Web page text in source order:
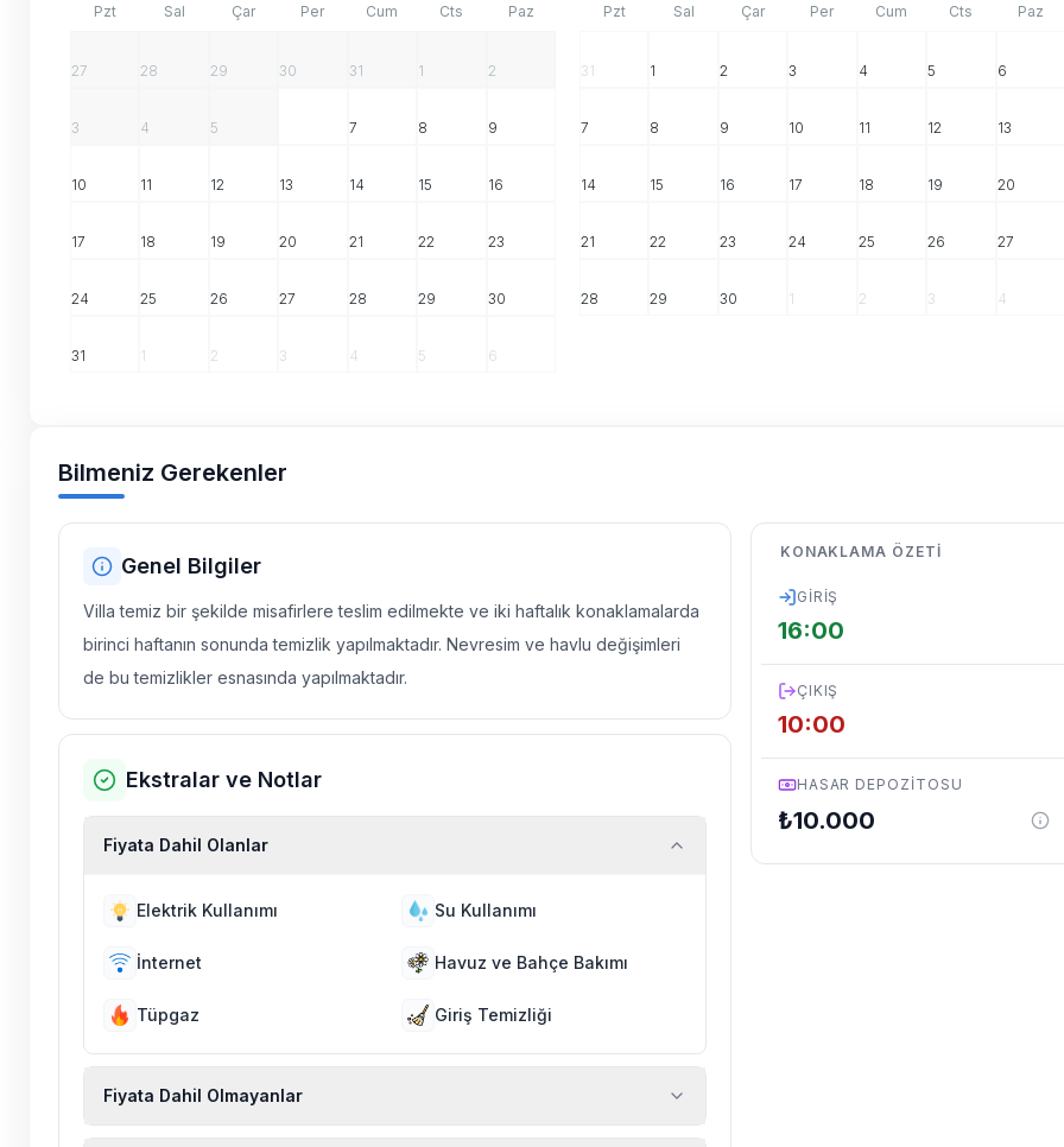
Pzt Sal Çar Per Cum Cts Paz
27 28 29 30 31 1 2
3 4 5 7 8 9
10 11 12 13 14 15 16
17 18 19 20 21 22 23
24 25 26 27 28 29 30
31 1 2 3 4 5 6
Pzt Sal Çar Per Cum Cts Paz
31 1 2 3 4 5 6
7 8 9 10 11 12 13
14 15 16 17 18 19 20
21 22 23 24 25 26 27
28 29 30 1 2 3 4
Bilmeniz Gerekenler
Genel Bilgiler
Villa temiz bir şekilde misafirlere teslim edilmekte ve iki haftalık konaklamalarda
birinci haftanın sonunda temizlik yapılmaktadır. Nevresim ve havlu değişimleri
de bu temizlikler esnasında yapılmaktadır.
Ekstralar ve Notlar
Fiyata Dahil Olanlar
Elektrik Kullanımı Su Kullanımı
İnternet Havuz ve Bahçe Bakımı
Tüpgaz Giriş Temizliği
Fiyata Dahil Olmayanlar
KONAKLAMA ÖZETI
GIRIŞ
16:00
ÇIKIŞ
10:00
HASAR DEPOZITOSU
₺10.000